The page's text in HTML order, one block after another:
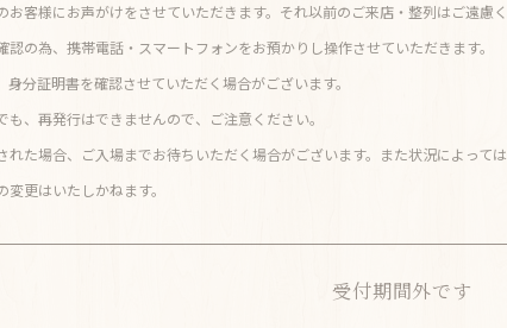
客様にお声がけをさせていただきます。それ以前のご来店・整列はご遠慮く
の為、携帯電話・スマートフォンをお預かりし操作させていただきます。
分証明書を確認させていただく場合がございます。
、再発行はできませんので、ご注意ください。
た場合、ご入場までお待ちいただく場合がございます。また状況によって
更はいたしかねます。
受付期間外です